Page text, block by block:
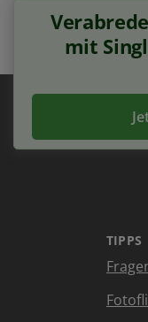
mit
TIPPS